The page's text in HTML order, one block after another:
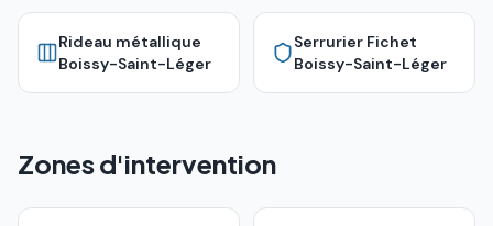
Rideau métallique
Boissy-Saint-Léger
Serrurier Fichet
Boissy-Saint-Léger
Zones d'intervention